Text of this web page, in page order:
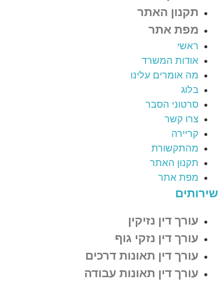
תקנון האתר
מפת אתר
ראשי
אודות המשרד
מה אומרים עלינו
בלוג
סרטוני הסבר
צרו קשר
קריירה
מהתקשורת
תקנון האתר
מפת אתר
שירותים
עורך דין נזיקין
עורך דין נזקי גוף
עורך דין תאונות דרכים
עורך דין תאונות עבודה